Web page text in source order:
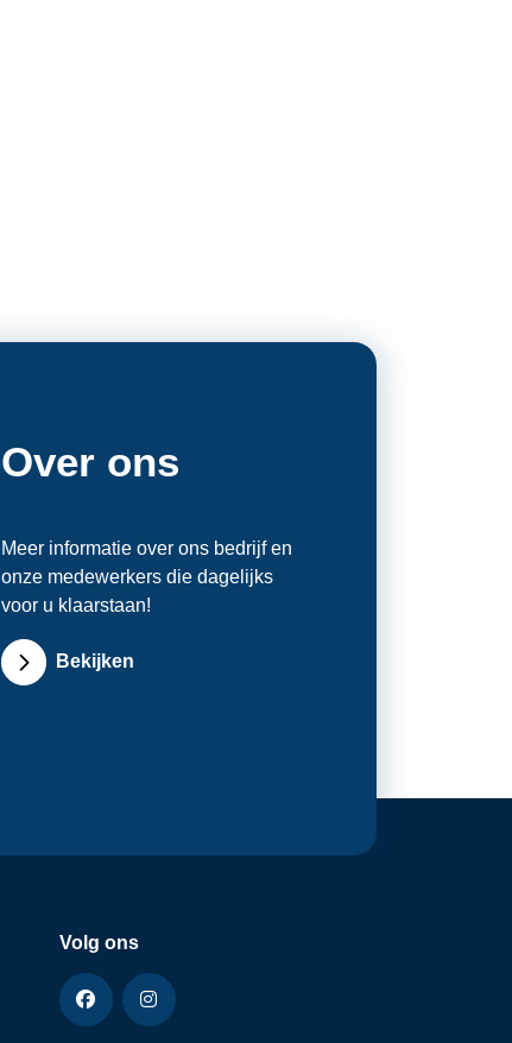
Over ons
Meer informatie over ons bedrijf en
onze medewerkers die dagelijks
voor u klaarstaan!
Bekijken
Volg ons